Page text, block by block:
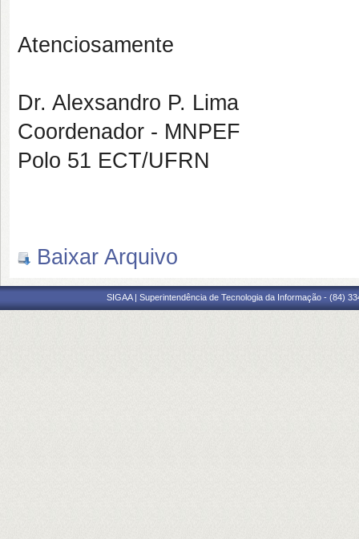
Atenciosamente
Dr. Alexsandro P. Lima
Coordenador - MNPEF
Polo 51 ECT/UFRN
Baixar Arquivo
SIGAA | Superintendência de Tecnologia da Informação - (84)